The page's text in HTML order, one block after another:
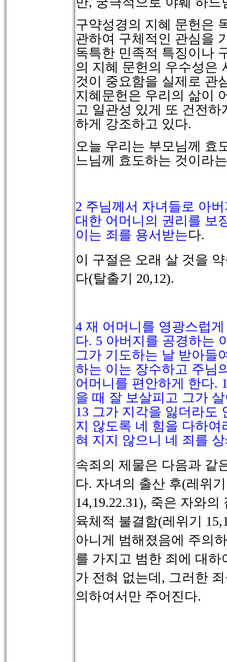
구약성경의 지혜 문헌은
관하여 구체적인 관심을
독특한 민족적 특징이나
의 지혜 문헌의 우수성은
것이 중요함을 실제로 관
지혜문헌은 우리의 삶이
고 일관성 있게 또 건전
하게 강조하고 있다.
오늘 우리는 부모님께 효
느님께 효도하는 것이라
2 주님께서 자녀들로 아
대한 어머니의 권리를 보
이는 죄를 용서받는다.
이 구절은 오래 살 것을
다(탈출기 20,12).
4 재 어머니를 영광스럽
다. 5 아버지를 공경하는
그가 기도하는 날 받아들
하는 이는 장수하고 주님
어머니를 편안하게 한다.
을 때 잘 보살피고 그가
13 그가 지각을 잃더라도
지 않도록 네 힘을 다하여
혀 지지 않으니 네 죄를
속죄의 제물은 다음과 같
다. 자녀의 출산 후(레위기
14,19.22.31), 죽은 자와의
육체적 불결함(레위기
아니게 범해졌음에 주의
를 가지고 범한 죄에 대하
가 전혀 없는데, 그러한
의하여서만 주어진다.